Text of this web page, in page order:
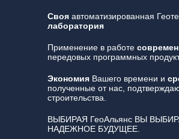
Свояавтоматизированная
лаборатория
Применение в работе
передовых программных
ЭкономияВашего времени и
полученные от нас,
строительства.
ВЫБИРАЯ ГеоАльянс ВЫ
НАДЕЖНОЕ БУДУЩЕЕ.